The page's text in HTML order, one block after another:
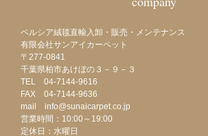
ペルシア絨毯直輸入卸・販売・メンテナンス
有限会社サンアイカーペット
〒277-0841
千葉県柏市あけぼの３－９－３
TEL 04-7144-9616
FAX 04-7144-9636
mail info@sunaicarpet.co.jp
営業時間：10:00～19:00
定休日：水曜日